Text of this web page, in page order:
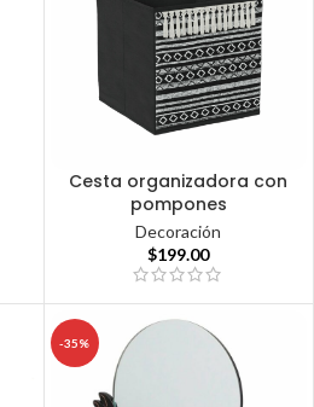
Cesta organizadora con
pompones
Decoración
$199.00
-35%